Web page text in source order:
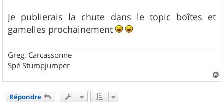
Je publierais la chute dans le topic boîtes et
gamelles prochainement
Greg, Carcassonne
Spé Stumpjumper
a
Répondre